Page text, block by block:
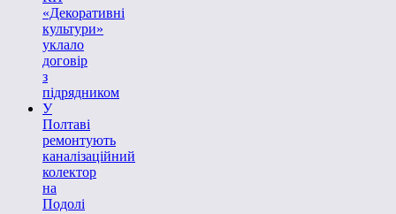
«Декоративні
культури»
уклало
договір
з
підрядником
У
Полтаві
ремонтують
каналізаційний
колектор
на
Подолі